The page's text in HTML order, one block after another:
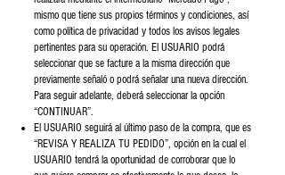
mismo que tiene sus propios términos y condiciones, así
como política de privacidad y todos los avisos legales
pertinentes para su operación. El USUARIO podrá
seleccionar que se facture a la misma dirección que
previamente señaló o podrá señalar una nueva dirección.
Para seguir adelante, deberá seleccionar la opción
“CONTINUAR”.
El USUARIO seguirá al último paso de la compra, que es
“REVISA Y REALIZA TU PEDIDO”, opción en la cual el
USUARIO tendrá la oportunidad de corroborar que lo